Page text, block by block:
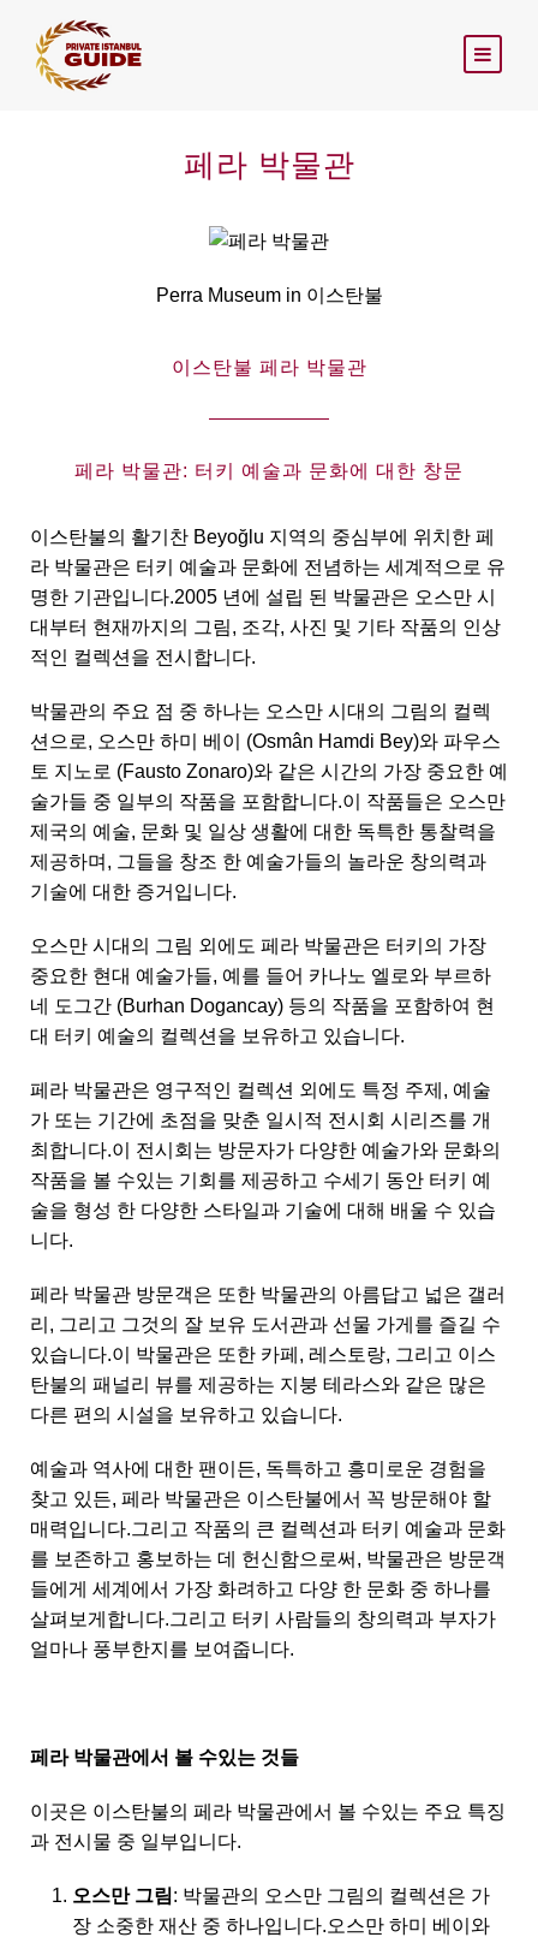
페라 박물관
Perra Museum in 이스탄불
이스탄불 페라 박물관
페라 박물관: 터키 예술과 문화에 대한 창문
이스탄불의 활기찬 Beyoğlu 지역의 중심부에 위치한 페
라 박물관은 터키 예술과 문화에 전념하는 세계적으로 유
명한 기관입니다.2005 년에 설립 된 박물관은 오스만 시
대부터 현재까지의 그림, 조각, 사진 및 기타 작품의 인상
적인 컬렉션을 전시합니다.
박물관의 주요 점 중 하나는 오스만 시대의 그림의 컬렉
션으로, 오스만 하미 베이 (Osmân Hamdi Bey)와 파우스
토 지노로 (Fausto Zonaro)와 같은 시간의 가장 중요한 예
술가들 중 일부의 작품을 포함합니다.이 작품들은 오스만
제국의 예술, 문화 및 일상 생활에 대한 독특한 통찰력을
제공하며, 그들을 창조 한 예술가들의 놀라운 창의력과
기술에 대한 증거입니다.
오스만 시대의 그림 외에도 페라 박물관은 터키의 가장
중요한 현대 예술가들, 예를 들어 카나노 엘로와 부르하
네 도그간 (Burhan Dogancay) 등의 작품을 포함하여 현
대 터키 예술의 컬렉션을 보유하고 있습니다.
페라 박물관은 영구적인 컬렉션 외에도 특정 주제, 예술
가 또는 기간에 초점을 맞춘 일시적 전시회 시리즈를 개
최합니다.이 전시회는 방문자가 다양한 예술가와 문화의
작품을 볼 수있는 기회를 제공하고 수세기 동안 터키 예
술을 형성 한 다양한 스타일과 기술에 대해 배울 수 있습
니다.
페라 박물관 방문객은 또한 박물관의 아름답고 넓은 갤러
리, 그리고 그것의 잘 보유 도서관과 선물 가게를 즐길 수
있습니다.이 박물관은 또한 카페, 레스토랑, 그리고 이스
탄불의 패널리 뷰를 제공하는 지붕 테라스와 같은 많은
다른 편의 시설을 보유하고 있습니다.
예술과 역사에 대한 팬이든, 독특하고 흥미로운 경험을
찾고 있든, 페라 박물관은 이스탄불에서 꼭 방문해야 할
매력입니다.그리고 작품의 큰 컬렉션과 터키 예술과 문화
를 보존하고 홍보하는 데 헌신함으로써, 박물관은 방문객
들에게 세계에서 가장 화려하고 다양 한 문화 중 하나를
살펴보게합니다.그리고 터키 사람들의 창의력과 부자가
얼마나 풍부한지를 보여줍니다.
페라 박물관에서 볼 수있는 것들
이곳은 이스탄불의 페라 박물관에서 볼 수있는 주요 특징
과 전시물 중 일부입니다.
오스만 그림: 박물관의 오스만 그림의 컬렉션은 가
장 소중한 재산 중 하나입니다.오스만 하미 베이와